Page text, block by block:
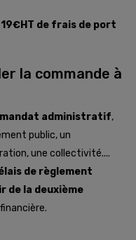
19€HT de frais de port
la commande à
administratif,
public, un
une collectivité....
de règlement
de la deuxième